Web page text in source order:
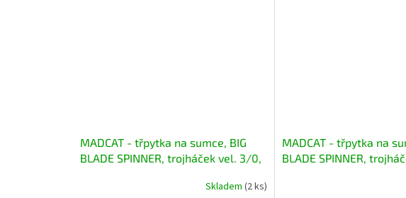
MADCAT - třpytka na sumce, BIG
BLADE SPINNER, trojháček vel. 3/0,
Skladem (2 ks)
MADCAT - třpytka na
BLADE SPINNER,